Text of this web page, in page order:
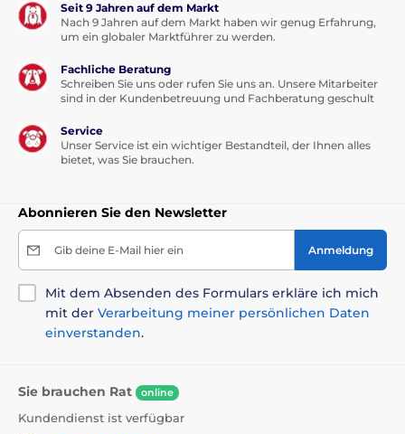
Seit 9 Jahren auf dem Markt
Nach 9 Jahren auf dem Markt haben wir genug Erfahrung,
um ein globaler Marktführer zu werden.
Fachliche Beratung
Schreiben Sie uns oder rufen Sie uns an. Unsere Mitarbeiter
sind in der Kundenbetreuung und Fachberatung geschult
Service
Unser Service ist ein wichtiger Bestandteil, der Ihnen alles
bietet, was Sie brauchen.
Abonnieren Sie den Newsletter
Gib deine E-Mail hier ein Anmeldung
Mit dem Absenden des Formulars erkläre ich mich
mit der Verarbeitung meiner persönlichen Daten
einverstanden.
Sie brauchen Rat online
Kundendienst ist verfügbar